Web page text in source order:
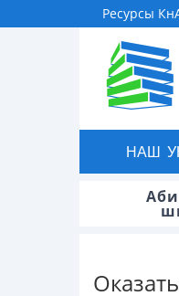
Ресурсы
НАШ